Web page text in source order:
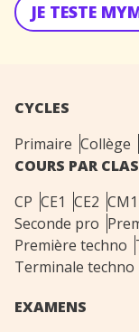
JE TESTE
CYCLES
Primaire Collège
COURS PAR
CP CE1 CE2 CM1
Seconde pro
Première techno
Terminale techno
EXAMENS